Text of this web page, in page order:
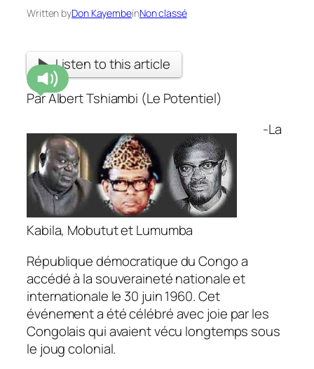
Written byDon KayembeinNon classé
Listen to this article
Par Albert Tshiambi (Le Potentiel)
Kabila, Mobutut et Lumumba
-La
République démocratique du Congo a
accédé à la souveraineté nationale et
internationale le 30 juin 1960. Cet
événement a été célébré avec joie par les
Congolais qui avaient vécu longtemps sous
le joug colonial.